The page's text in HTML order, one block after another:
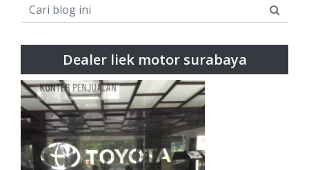
Dealer liek motor surabaya